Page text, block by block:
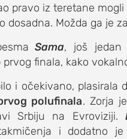
pravo iz teretane
dosadna. Možda ga je
Sama, još jedan
finala, kako
i očekivano, plasirala
polufinala. Zorja
Srbiju na Evroviziji.
takmičenja i dodatno